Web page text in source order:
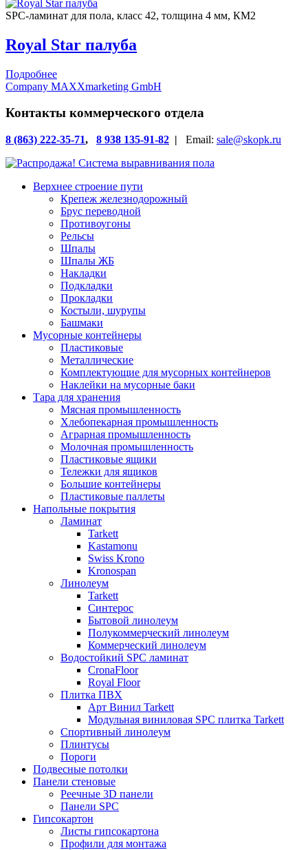
SPC-ламинат для пола, класс 42, толщина 4 мм, КМ2
Royal Star палуба
Подробнее
Company MAXXmarketing GmbH
Контакты коммерческого отдела
8 (863) 222-35-71, 8 938 135-91-82 | Email: sale@skopk.ru
Верхнее строение пути
Крепеж железнодорожный
Брус переводной
Противоугоны
Рельсы
Шпалы
Шпалы ЖБ
Накладки
Подкладки
Прокладки
Костыли, шурупы
Башмаки
Мусорные контейнеры
Пластиковые
Металлические
Комплектующие для мусорных контейнеров
Наклейки на мусорные баки
Тара для хранения
Мясная промышленность
Хлебопекарная промышленность
Аграрная промышленность
Молочная промышленность
Пластиковые ящики
Тележки для ящиков
Большие контейнеры
Пластиковые паллеты
Напольные покрытия
Ламинат
Tarkett
Kastamonu
Swiss Krono
Kronospan
Линолеум
Tarkett
Синтерос
Бытовой линолеум
Полукоммерческий линолеум
Коммерческий линолеум
Водостойкий SPC ламинат
CronaFloor
Royal Floor
Плитка ПВХ
Арт Винил Tarkett
Модульная виниловая SPC плитка Tarkett
Спортивный линолеум
Плинтусы
Пороги
Подвесные потолки
Панели стеновые
Реечные 3D панели
Панели SPC
Гипсокартон
Листы гипсокартона
Профили для монтажа